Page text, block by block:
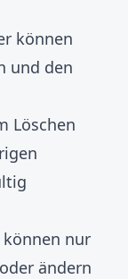
können
und den
Löschen
nur
ändern